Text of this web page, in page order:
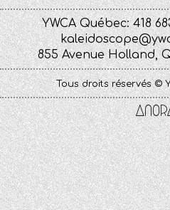
YWCA Québec: 418
855 Avenue Holland,
Tous droits réservés ©